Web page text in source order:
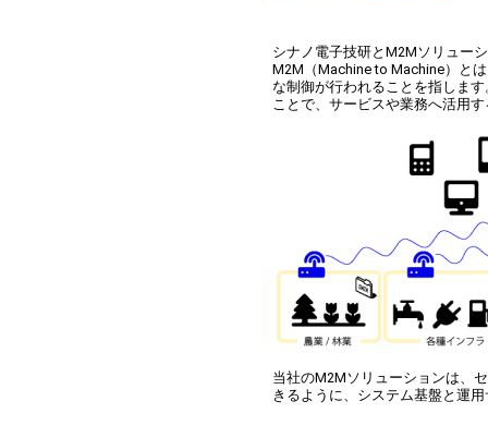
シナノ電子技研とM2Mソリュー
M2M（Machine to Machine）と
な制御が行われることを指しま
ことで、サービスや業務へ活用
当社のM2Mソリューションは、
きるように、システム基盤と運